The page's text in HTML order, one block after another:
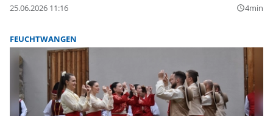
25.06.2026 11:16 query_builder4min
FEUCHTWANGEN